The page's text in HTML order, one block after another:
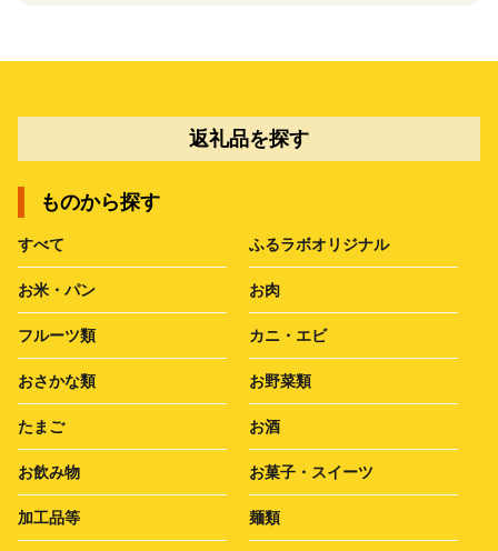
返礼品を探す
ものから探す
すべて ふるラボオリジナル
お米・パン お肉
フルーツ類 カニ・エビ
おさかな類 お野菜類
たまご お酒
お飲み物 お菓子・スイーツ
加工品等 麺類